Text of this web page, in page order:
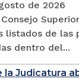
de 2026
listados de las
dentro del...
la Judicatura